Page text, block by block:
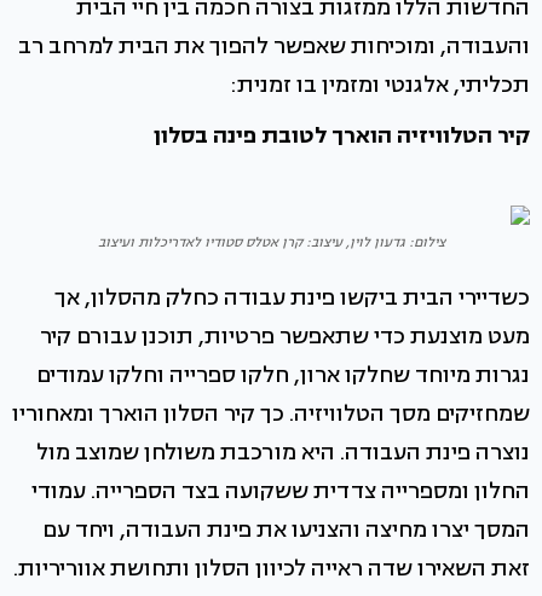
החדשות הללו ממזגות בצורה חכמה בין חיי הבית
והעבודה, ומוכיחות שאפשר להפוך את הבית למרחב רב
תכליתי, אלגנטי ומזמין בו זמנית:
קיר הטלוויזיה הוארך לטובת פינה בסלון
צילום: גדעון לוין, עיצוב: קרן אטלס סטודיו לאדריכלות ועיצוב
כשדיירי הבית ביקשו פינת עבודה כחלק מהסלון, אך
מעט מוצנעת כדי שתאפשר פרטיות, תוכנן עבורם קיר
נגרות מיוחד שחלקו ארון, חלקו ספרייה וחלקו עמודים
שמחזיקים מסך הטלוויזיה. כך קיר הסלון הוארך ומאחוריו
נוצרה פינת העבודה. היא מורכבת משולחן שמוצב מול
החלון ומספרייה צדדית ששקועה בצד הספרייה. עמודי
המסך יצרו מחיצה והצניעו את פינת העבודה, ויחד עם
זאת השאירו שדה ראייה לכיוון הסלון ותחושת אווריריות.